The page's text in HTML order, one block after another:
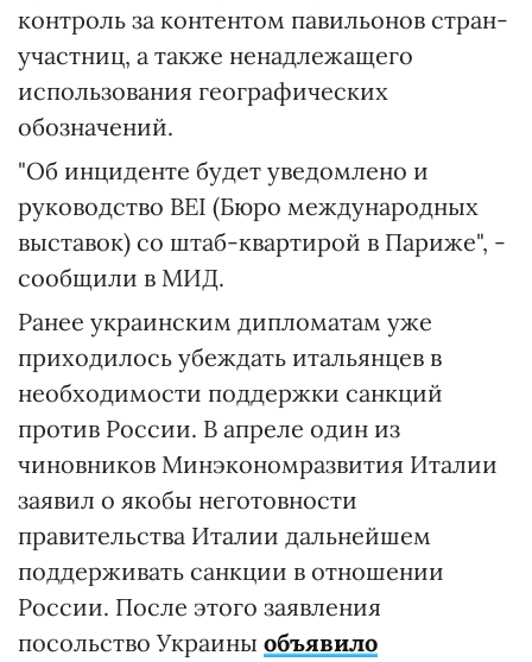
контроль за контентом павильонов стран-
участниц, а также ненадлежащего
использования географических
обозначений.
"Об инциденте будет уведомлено и
руководство ВЕI (Бюро международных
выставок) со штаб-квартирой в Париже", -
сообщили в МИД.
Ранее украинским дипломатам уже
приходилось убеждать итальянцев в
необходимости поддержки санкций
против России. В апреле один из
чиновников Минэкономразвития Италии
заявил о якобы неготовности
правительства Италии дальнейшем
поддерживать санкции в отношении
России. После этого заявления
посольство Украины объявило